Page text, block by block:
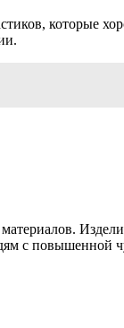
которые
с повышенной